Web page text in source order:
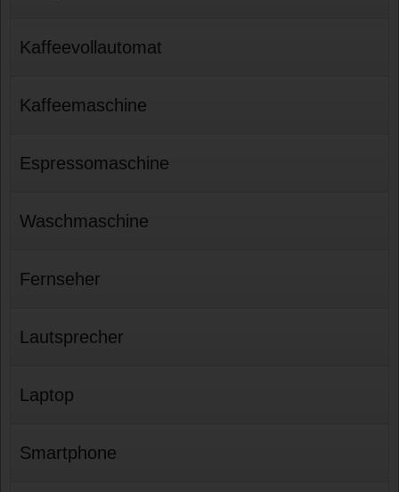
Kaffeevollautomat
Kaffeemaschine
Espressomaschine
Waschmaschine
Fernseher
Lautsprecher
Laptop
Smartphone